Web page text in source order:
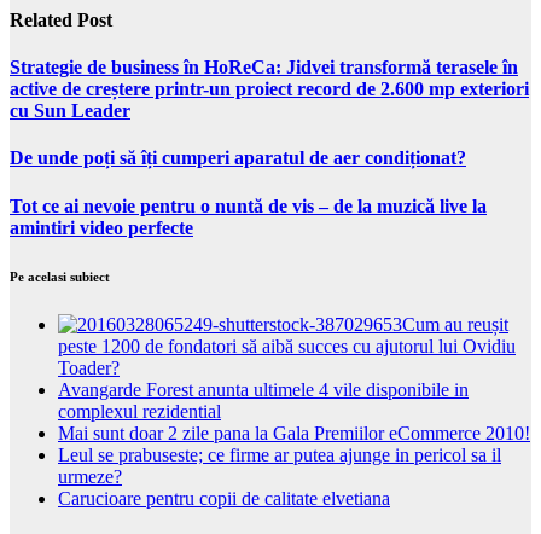
Related Post
Strategie de business în HoReCa: Jidvei transformă terasele în
active de creștere printr-un proiect record de 2.600 mp exteriori
cu Sun Leader
De unde poți să îți cumperi aparatul de aer condiționat?
Tot ce ai nevoie pentru o nuntă de vis – de la muzică live la
amintiri video perfecte
Pe acelasi subiect
Cum au reușit
peste 1200 de fondatori să aibă succes cu ajutorul lui Ovidiu
Toader?
Avangarde Forest anunta ultimele 4 vile disponibile in
complexul rezidential
Mai sunt doar 2 zile pana la Gala Premiilor eCommerce 2010!
Leul se prabuseste; ce firme ar putea ajunge in pericol sa il
urmeze?
Carucioare pentru copii de calitate elvetiana